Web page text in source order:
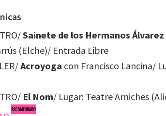
Sainete de los Hermanos
(Elche)/ Entrada Libre
Acroyoga con Francisco Lancina/
El Nom/ Lugar: Teatre Arniches